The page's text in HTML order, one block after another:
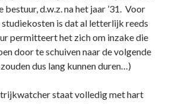
bestuur, d.w.z. na het jaar ’31. Voor
is dat al letterlijk reeds
permitteert het zich om inzake die
door te schuiven naar de volgende
dus lang kunnen duren…)
staat volledig met hart